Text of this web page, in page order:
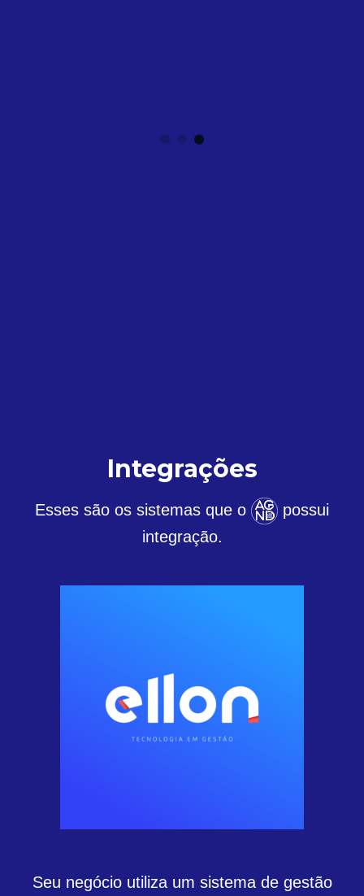
Integrações
Esses são os sistemas que o
possui
integração.
Seu negócio utiliza um sistema de gestão